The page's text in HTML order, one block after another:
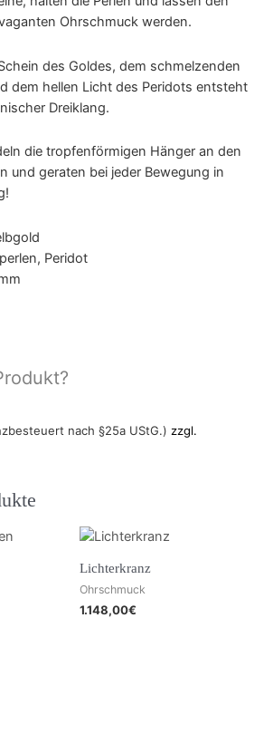
Ohrschmuck werden.
des Goldes, dem schmelzenden
dem hellen Licht des Peridots entsteht
Dreiklang.
die tropfenförmigen Hänger an den
und geraten bei jeder Bewegung in
Peridot
nach §25a UStG.) zzgl.
Lichterkranz
Ohrschmuck
1.148,00€